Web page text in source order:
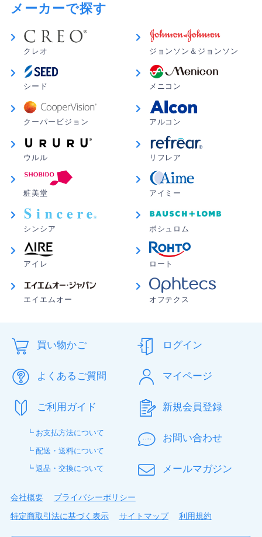
メーカーで探す
クレオ ジョンソン＆ジョンソン
シード メニコン
クーパービジョン アルコン
ウルル リフレア
粧美堂 アイミー
シンシア ボシュロム
アイレ ロート
エイエムオー オフテクス
買い物かご
よくあるご質問
ご利用ガイド
┗ お支払方法について
┗ 配送・送料について
┗ 返品・交換について
ログイン
マイページ
新規会員登録
お問い合わせ
メールマガジン
会社概要
プライバシーポリシー
特定商取引法に基づく表示
サイトマップ 利用規約